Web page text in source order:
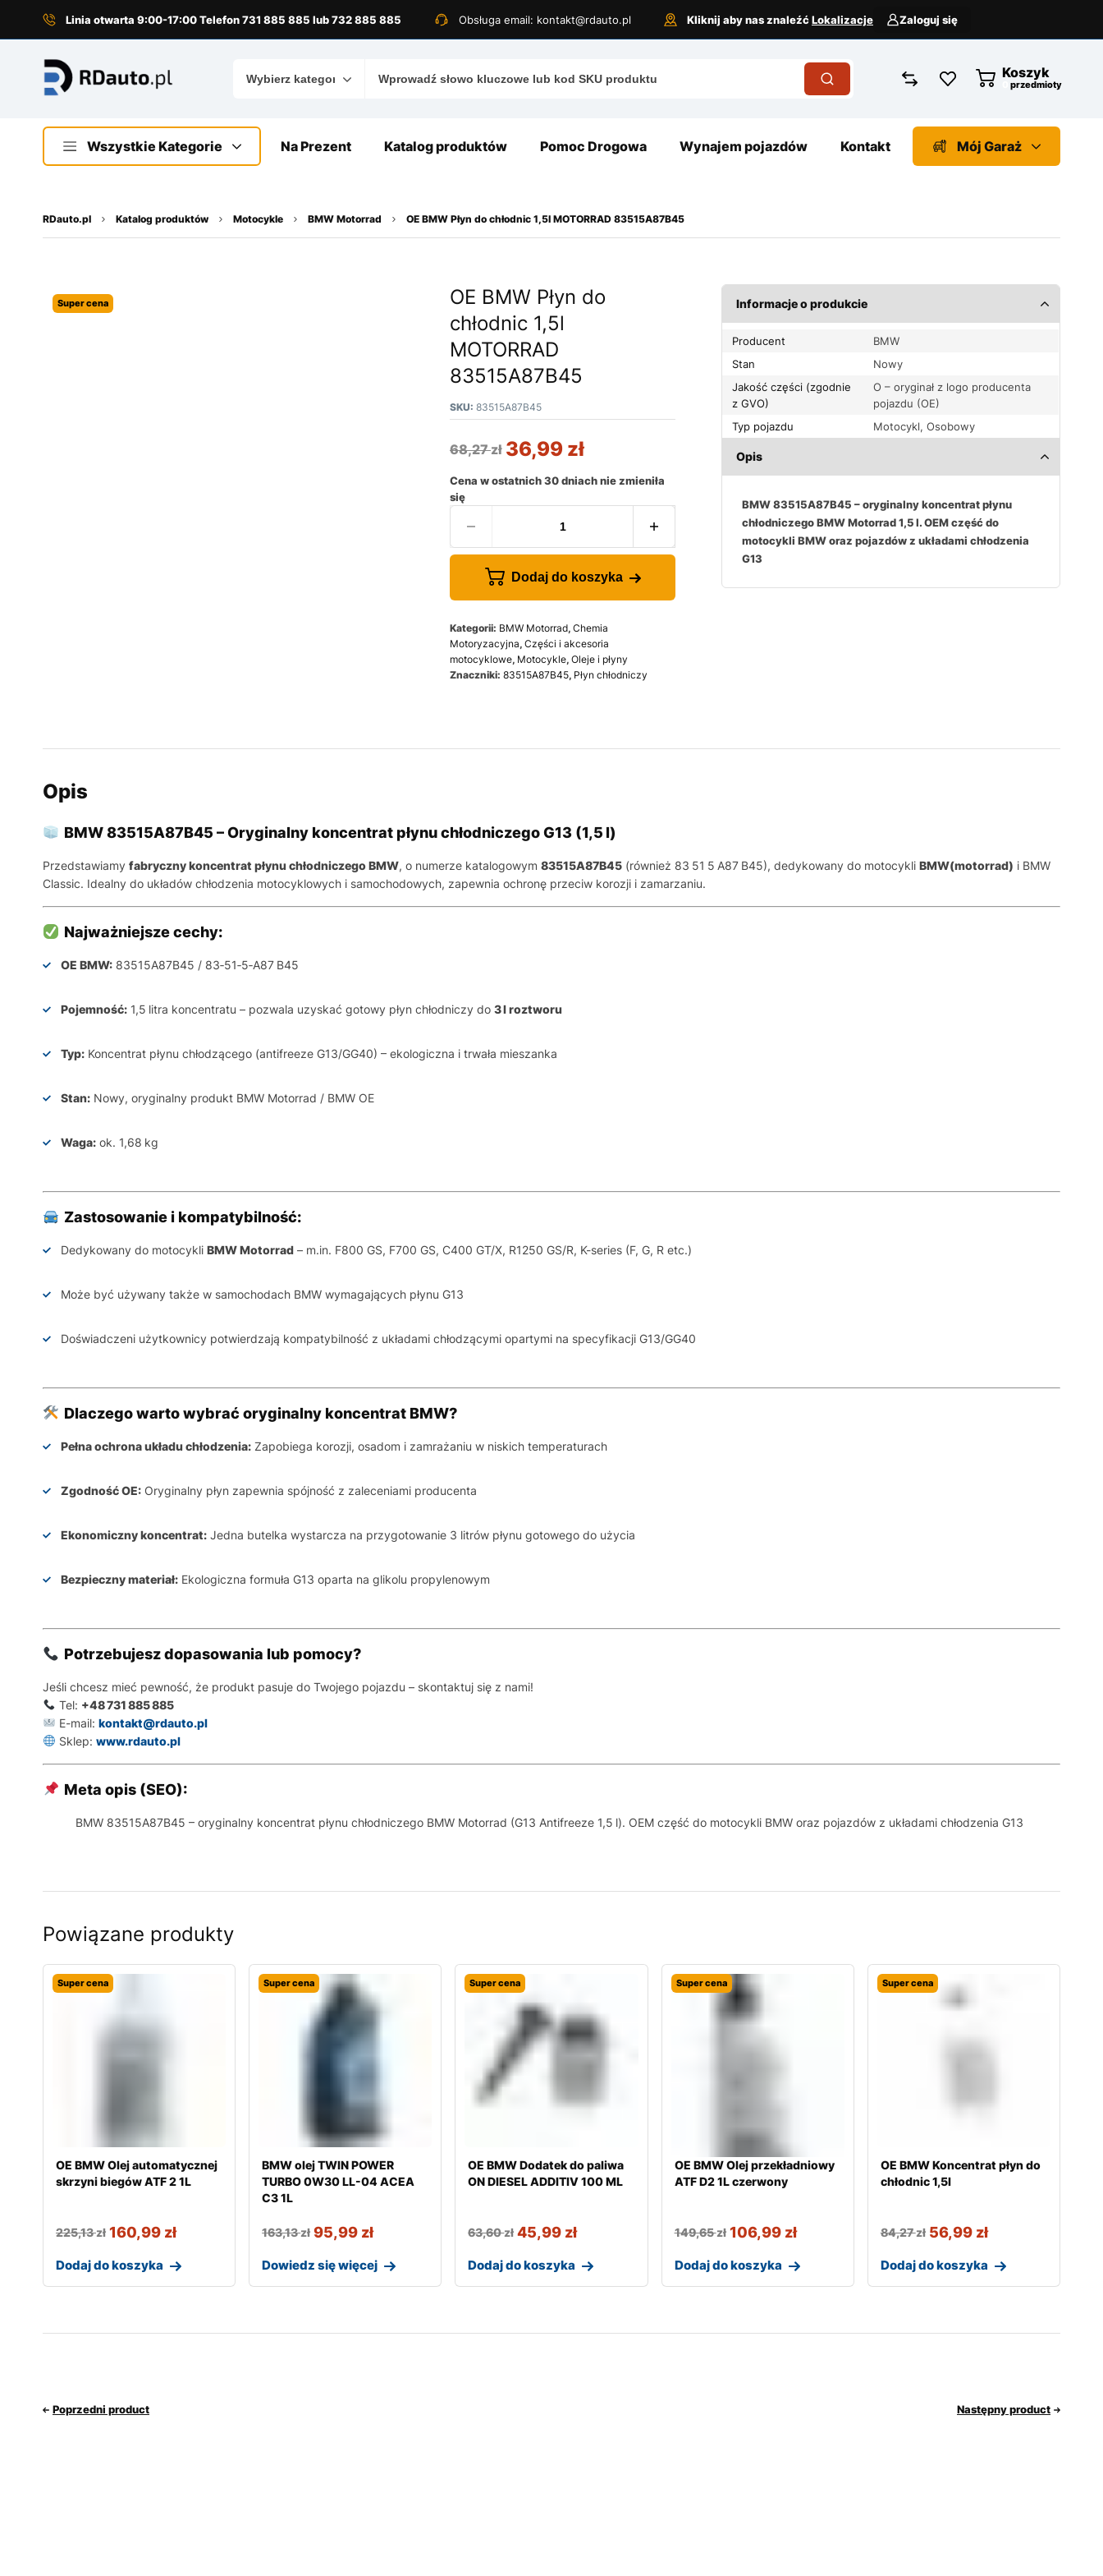
Linia otwarta 9:00-17:00 Telefon 731 885 885 lub 732 885 885 Obsługa email: kontakt@rdauto.pl Kliknij aby nas znaleźćLokalizacje Zaloguj się
Koszyk
przedmioty
Wszystkie Kategorie Na Prezent Katalog produktów Pomoc Drogowa Wynajem pojazdów Kontakt Mój Garaż
RDauto.pl Katalog produktów Motocykle BMW Motorrad OE BMW Płyn do chłodnic 1,5l MOTORRAD 83515A87B45
Super cena
OE BMW Płyn do
chłodnic 1,5l
MOTORRAD
83515A87B45
SKU: 83515A87B45
68,27zł 36,99 zł
Cena w ostatnich 30 dniach nie zmieniła
się
Dodaj do koszyka
Kategorii: BMW Motorrad, Chemia
Motoryzacyjna, Części i akcesoria
motocyklowe, Motocykle, Oleje i płyny
Znaczniki: 83515A87B45, Płyn chłodniczy
Informacje o produkcie
Producent
BMW
Stan
Nowy
Jakość części (zgodnie
z GVO)
O – oryginał z logo producenta
pojazdu (OE)
Typ pojazdu
Motocykl, Osobowy
Opis
BMW 83515A87B45 – oryginalny koncentrat płynu
chłodniczego BMW Motorrad 1,5 l. OEM część do
motocykli BMW oraz pojazdów z układami chłodzenia
G13
Opis
BMW 83515A87B45 – Oryginalny koncentrat płynu chłodniczego G13 (1,5 l)
Przedstawiamy fabryczny koncentrat płynu chłodniczego BMW, o numerze katalogowym 83515A87B45 (również 83 51 5 A87 B45), dedykowany do motocykli BMW(motorrad) i BMW
Classic. Idealny do układów chłodzenia motocyklowych i samochodowych, zapewnia ochronę przeciw korozji i zamarzaniu.
Najważniejsze cechy:
OE BMW: 83515A87B45 / 83‑51‑5‑A87 B45
Pojemność: 1,5 litra koncentratu – pozwala uzyskać gotowy płyn chłodniczy do 3 l roztworu
Typ: Koncentrat płynu chłodzącego (antifreeze G13/GG40) – ekologiczna i trwała mieszanka
Stan: Nowy, oryginalny produkt BMW Motorrad / BMW OE
Waga: ok. 1,68 kg
Zastosowanie i kompatybilność:
Dedykowany do motocykli BMW Motorrad – m.in. F800 GS, F700 GS, C400 GT/X, R1250 GS/R, K-series (F, G, R etc.)
Może być używany także w samochodach BMW wymagających płynu G13
Doświadczeni użytkownicy potwierdzają kompatybilność z układami chłodzącymi opartymi na specyfikacji G13/GG40
Dlaczego warto wybrać oryginalny koncentrat BMW?
Pełna ochrona układu chłodzenia: Zapobiega korozji, osadom i zamrażaniu w niskich temperaturach
Zgodność OE: Oryginalny płyn zapewnia spójność z zaleceniami producenta
Ekonomiczny koncentrat: Jedna butelka wystarcza na przygotowanie 3 litrów płynu gotowego do użycia
Bezpieczny materiał: Ekologiczna formuła G13 oparta na glikolu propylenowym
Potrzebujesz dopasowania lub pomocy?
Jeśli chcesz mieć pewność, że produkt pasuje do Twojego pojazdu – skontaktuj się z nami!
Tel: +48 731 885 885
E-mail: kontakt@rdauto.pl
Sklep: www.rdauto.pl
Meta opis (SEO):
BMW 83515A87B45 – oryginalny koncentrat płynu chłodniczego BMW Motorrad (G13 Antifreeze 1,5 l). OEM część do motocykli BMW oraz pojazdów z układami chłodzenia G13
Powiązane produkty
Super cena
OE BMW Olej automatycznej
skrzyni biegów ATF 2 1L
225,13zł 160,99 zł
Dodaj do koszyka
Super cena
BMW olej TWIN POWER
TURBO 0W30 LL-04 ACEA
C3 1L
163,13zł 95,99 zł
Dowiedz się więcej
Super cena
OE BMW Dodatek do paliwa
ON DIESEL ADDITIV 100 ML
63,60zł 45,99 zł
Dodaj do koszyka
Super cena
OE BMW Olej przekładniowy
ATF D2 1L czerwony
149,65zł 106,99 zł
Dodaj do koszyka
Super cena
OE BMW Koncentrat płyn do
chłodnic 1,5l
84,27zł 56,99 zł
Dodaj do koszyka
Poprzedni product Następny product